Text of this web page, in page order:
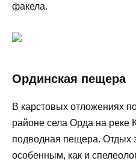
факела.
Ординская пещера
В карстовых отложениях
районе села Орда на реке
подводная пещера. Отдых
особенным, как и